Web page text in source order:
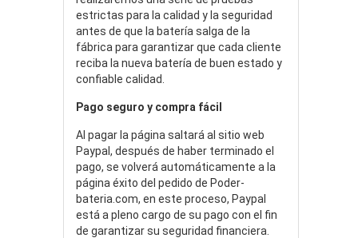
estrictas para la calidad y la seguridad
antes de que la batería salga de la
fábrica para garantizar que cada cliente
reciba la nueva batería de buen estado y
confiable calidad.
Pago seguro y compra fácil
Al pagar la página saltará al sitio web
Paypal, después de haber terminado el
pago, se volverá automáticamente a la
página éxito del pedido de Poder-
bateria.com, en este proceso, Paypal
está a pleno cargo de su pago con el fin
de garantizar su seguridad financiera.